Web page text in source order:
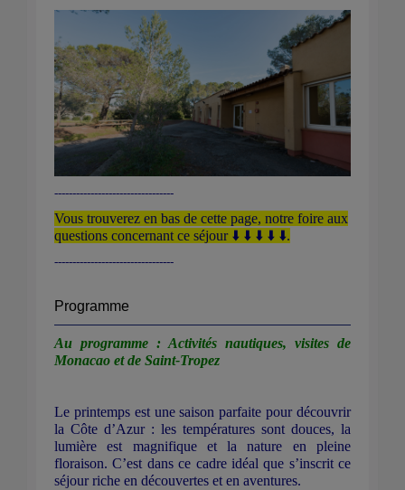
---------------------------------
Vous trouverez en bas de cette page, notre foire aux
questions concernant ce séjour ⬇️ ⬇️ ⬇️ ⬇️ ⬇️.
---------------------------------
Programme
Au programme : Activités nautiques, visites de
Monacao et de Saint-Tropez
Le printemps est une saison parfaite pour découvrir
la Côte d’Azur : les températures sont douces, la
lumière est magnifique et la nature en pleine
floraison. C’est dans ce cadre idéal que s’inscrit ce
séjour riche en découvertes et en aventures.